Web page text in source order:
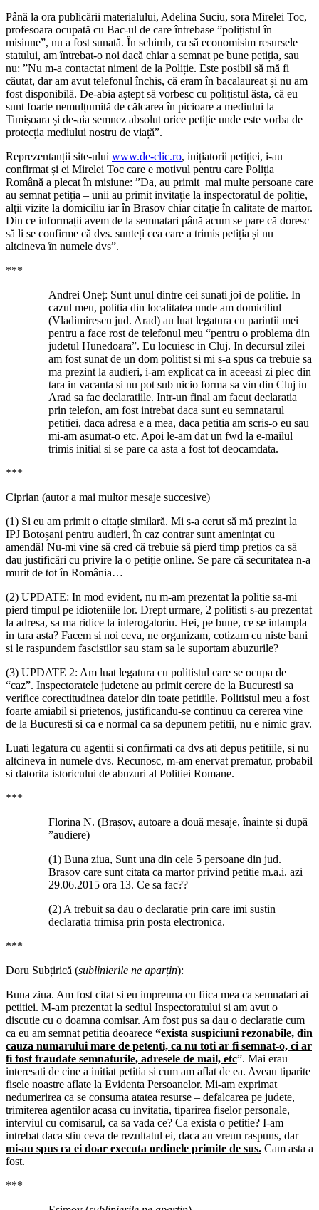
Până la ora publicării materialului, Adelina Suciu, sora Mirelei Toc,
profesoara ocupată cu Bac-ul de care întrebase ”polițistul în
misiune”, nu a fost sunată. În schimb, ca să economisim resursele
statului, am întrebat-o noi dacă chiar a semnat pe bune petiția, sau
nu: ”Nu m-a contactat nimeni de la Poliție. Este posibil să mă fi
căutat, dar am avut telefonul închis, că eram în bacalaureat și nu am
fost disponibilă. De-abia aștept să vorbesc cu polițistul ăsta, că eu
sunt foarte nemulțumită de călcarea în picioare a mediului la
Timișoara și de-aia semnez absolut orice petiție unde este vorba de
protecția mediului nostru de viață”.
Reprezentanții site-ului www.de-clic.ro, inițiatorii petiției, i-au
confirmat și ei Mirelei Toc care e motivul pentru care Poliția
Română a plecat în misiune: ”Da, au primit mai multe persoane care
au semnat petiția – unii au primit invitație la inspectoratul de poliție,
alții vizite la domiciliu iar în Brasov chiar citație în calitate de martor.
Din ce informații avem de la semnatari până acum se pare că doresc
să li se confirme că dvs. sunteți cea care a trimis petiția și nu
altcineva în numele dvs”.
***
Andrei Oneț: Sunt unul dintre cei sunati joi de politie. In
cazul meu, politia din localitatea unde am domiciliul
(Vladimirescu jud. Arad) au luat legatura cu parintii mei
pentru a face rost de telefonul meu “pentru o problema din
judetul Hunedoara”. Eu locuiesc in Cluj. In decursul zilei
am fost sunat de un dom politist si mi s-a spus ca trebuie sa
ma prezint la audieri, i-am explicat ca in aceeasi zi plec din
tara in vacanta si nu pot sub nicio forma sa vin din Cluj in
Arad sa fac declaratiile. Intr-un final am facut declaratia
prin telefon, am fost intrebat daca sunt eu semnatarul
petitiei, daca adresa e a mea, daca petitia am scris-o eu sau
mi-am asumat-o etc. Apoi le-am dat un fwd la e-mailul
trimis initial si se pare ca asta a fost tot deocamdata.
***
Ciprian (autor a mai multor mesaje succesive)
(1) Si eu am primit o citație similară. Mi s-a cerut să mă prezint la
IPJ Botoșani pentru audieri, în caz contrar sunt amenințat cu
amendă! Nu-mi vine să cred că trebuie să pierd timp prețios ca să
dau justificări cu privire la o petiție online. Se pare că securitatea n-a
murit de tot în România…
(2) UPDATE: In mod evident, nu m-am prezentat la politie sa-mi
pierd timpul pe idioteniile lor. Drept urmare, 2 politisti s-au prezentat
la adresa, sa ma ridice la interogatoriu. Hei, pe bune, ce se intampla
in tara asta? Facem si noi ceva, ne organizam, cotizam cu niste bani
si le raspundem fascistilor sau stam sa le suportam abuzurile?
(3) UPDATE 2: Am luat legatura cu politistul care se ocupa de
“caz”. Inspectoratele judetene au primit cerere de la Bucuresti sa
verifice corectitudinea datelor din toate petitiile. Politistul meu a fost
foarte amiabil si prietenos, justificandu-se continuu ca cererea vine
de la Bucuresti si ca e normal ca sa depunem petitii, nu e nimic grav.
Luati legatura cu agentii si confirmati ca dvs ati depus petitiile, si nu
altcineva in numele dvs. Recunosc, m-am enervat prematur, probabil
si datorita istoricului de abuzuri al Politiei Romane.
***
Florina N. (Brașov, autoare a două mesaje, înainte și după
”audiere)
(1) Buna ziua, Sunt una din cele 5 persoane din jud.
Brasov care sunt citata ca martor privind petitie m.a.i. azi
29.06.2015 ora 13. Ce sa fac??
(2) A trebuit sa dau o declaratie prin care imi sustin
declaratia trimisa prin posta electronica.
***
Doru Subțirică (sublinierile ne aparțin):
Buna ziua. Am fost citat si eu impreuna cu fiica mea ca semnatari ai
petitiei. M-am prezentat la sediul Inspectoratului si am avut o
discutie cu o doamna comisar. Am fost pus sa dau o declaratie cum
ca eu am semnat petitia deoarece “exista suspiciuni rezonabile, din
cauza numarului mare de petenti, ca nu toti ar fi semnat-o, ci ar
fi fost fraudate semnaturile, adresele de mail, etc”. Mai erau
interesati de cine a initiat petitia si cum am aflat de ea. Aveau tiparite
fisele noastre aflate la Evidenta Persoanelor. Mi-am exprimat
nedumerirea ca se consuma atatea resurse – defalcarea pe judete,
trimiterea agentilor acasa cu invitatia, tiparirea fiselor personale,
interviul cu comisarul, ca sa vada ce? Ca exista o petitie? I-am
intrebat daca stiu ceva de rezultatul ei, daca au vreun raspuns, dar
mi-au spus ca ei doar executa ordinele primite de sus. Cam asta a
fost.
***